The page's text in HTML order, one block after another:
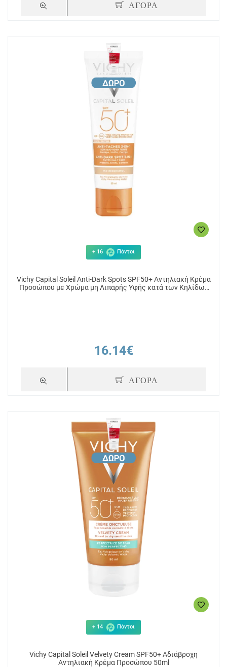
ΑΓΟΡΑ
+ 16 Πόντοι
Vichy Capital Soleil Anti-Dark Spots SPF50+ Αντηλιακή Κρέμα
Προσώπου με Χρώμα μη Λιπαρής Υφής κατά των Κηλίδων
16.14€
ΑΓΟΡΑ
+ 14 Πόντοι
Vichy Capital Soleil Velvety Cream SPF50+ Αδιάβροχη
Αντηλιακή Κρέμα Προσώπου 50ml